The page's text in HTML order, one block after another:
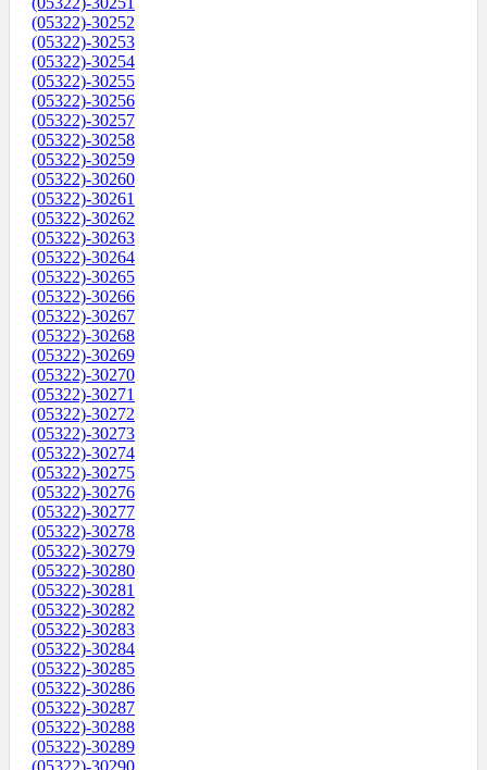
(05322)-30252
(05322)-30253
(05322)-30254
(05322)-30255
(05322)-30256
(05322)-30257
(05322)-30258
(05322)-30259
(05322)-30260
(05322)-30261
(05322)-30262
(05322)-30263
(05322)-30264
(05322)-30265
(05322)-30266
(05322)-30267
(05322)-30268
(05322)-30269
(05322)-30270
(05322)-30271
(05322)-30272
(05322)-30273
(05322)-30274
(05322)-30275
(05322)-30276
(05322)-30277
(05322)-30278
(05322)-30279
(05322)-30280
(05322)-30281
(05322)-30282
(05322)-30283
(05322)-30284
(05322)-30285
(05322)-30286
(05322)-30287
(05322)-30288
(05322)-30289
(05322)-30290